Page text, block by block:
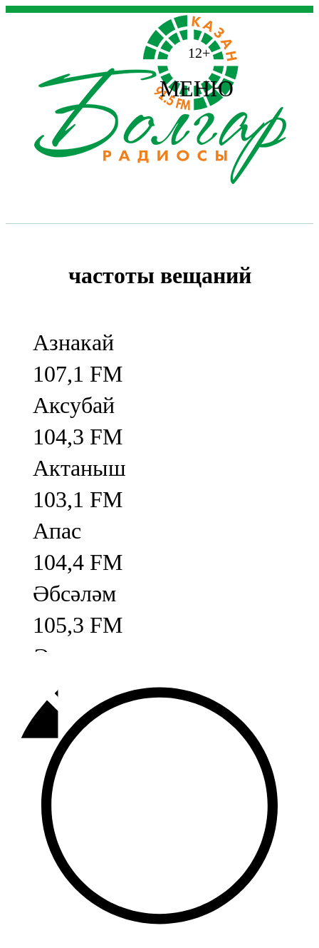
12+
МЕНЮ
частоты вещаний
Азнакай
107,1 FM
Аксубай
104,3 FM
Актаныш
103,1 FM
Апас
104,4 FM
Әбсәләм
105,3 FM
Әлмәт
92,9 FM
Базарлы матак
107,1 FM
Балык бистәсе
104,9 FM
Баулы
107,5 FM
Биләр